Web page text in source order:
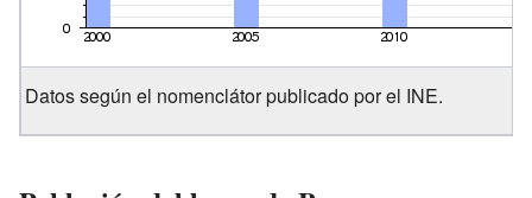
Datos según el nomenclátor publicado por el INE.